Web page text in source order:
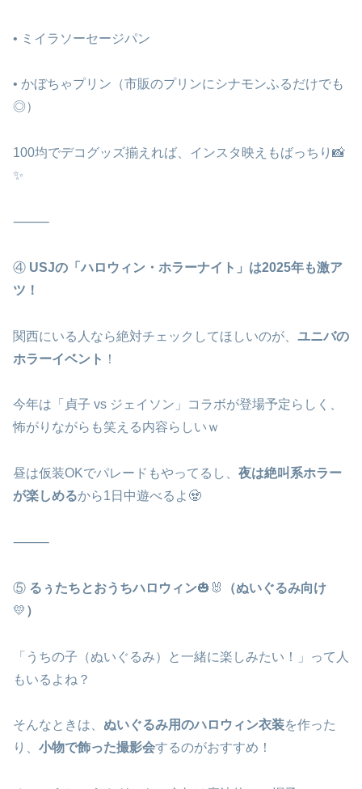
• ミイラソーセージパン
• かぼちゃプリン（市販のプリンにシナモンふるだけでも
◎）
100均でデコグッズ揃えれば、インスタ映えもばっちり📸
✨
⸻
④ USJの「ハロウィン・ホラーナイト」は2025年も激ア
ツ！
関西にいる人なら絶対チェックしてほしいのが、 ユニバの
ホラーイベント ！
今年は「貞子 vs ジェイソン」コラボが登場予定らしく、
怖がりながらも笑える内容らしいｗ
昼は仮装OKでパレードもやってるし、 夜は絶叫系ホラー
が楽しめるから1日中遊べるよ🧟
⸻
⑤ るぅたちとおうちハロウィン🎃🐰
（ぬいぐるみ向け
💛 ）
「うちの子（ぬいぐるみ）と一緒に楽しみたい！」って人
もいるよね？
そんなときは、 ぬいぐるみ用のハロウィン衣装を作った
り、 小物で飾った撮影会するのがおすすめ！